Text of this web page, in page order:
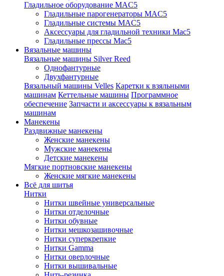
Гладильное оборудование MAC5
Гладильные парогенераторы MAC5
Гладильные системы MAC5
Аксессуары для гладильной техники Mac5
Гладильные прессы Mac5
Вязальные машины
Вязальные машины Silver Reed
Однофантурные
Двухфантурные
Вязальный машины Velles Каретки к взяльными
машинам Кеттельные машины Программное
обеспечение Запчасти и аксессуары к вязальным
машинам
Манекены
Раздвижные манекены
Женские манекены
Мужские манекены
Детские манекены
Мягкие портновские манекены
Женские мягкие манекены
Всё для шитья
Нитки
Нитки швейные универсальные
Нитки отделочные
Нитки обувные
Нитки мешкозашивочные
Нитки суперкрепкие
Нитки Gamma
Нитки оверлочные
Нитки вышивальные